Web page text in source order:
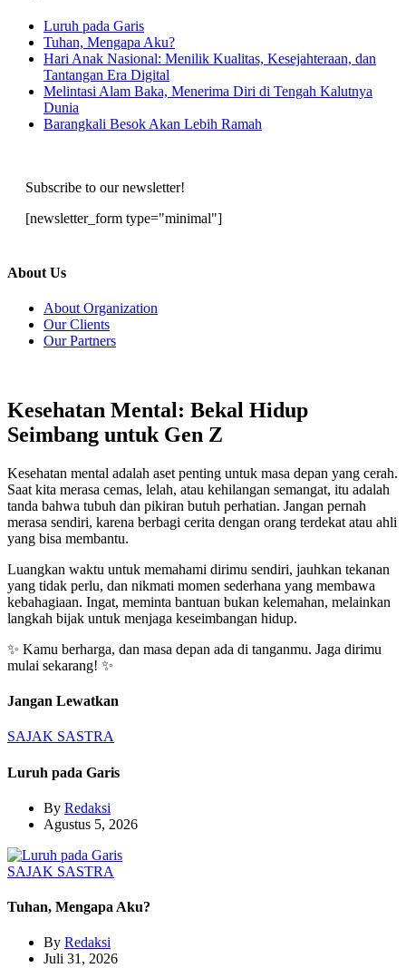
Luruh pada Garis
Tuhan, Mengapa Aku?
Hari Anak Nasional: Menilik Kualitas, Kesejahteraan, dan
Tantangan Era Digital
Melintasi Alam Baka, Menerima Diri di Tengah Kalutnya
Dunia
Barangkali Besok Akan Lebih Ramah
Subscribe to our newsletter!
[newsletter_form type="minimal"]
About Us
About Organization
Our Clients
Our Partners
Kesehatan Mental: Bekal Hidup
Seimbang untuk Gen Z
Kesehatan mental adalah aset penting untuk masa depan yang cerah.
Saat kita merasa cemas, lelah, atau kehilangan semangat, itu adalah
tanda bahwa tubuh dan pikiran butuh perhatian. Jangan pernah
merasa sendiri, karena berbagi cerita dengan orang terdekat atau ahli
yang bisa membantu.
Luangkan waktu untuk memahami dirimu sendiri, jauhkan tekanan
yang tidak perlu, dan nikmati momen sederhana yang membawa
kebahagiaan. Ingat, meminta bantuan bukan kelemahan, melainkan
langkah bijak untuk menjaga keseimbangan hidup.
✨ Kamu berharga, dan masa depan ada di tanganmu. Jaga dirimu
mulai sekarang! ✨
Jangan Lewatkan
SAJAK SASTRA
Luruh pada Garis
By Redaksi
Agustus 5, 2026
SAJAK SASTRA
Tuhan, Mengapa Aku?
By Redaksi
Juli 31, 2026